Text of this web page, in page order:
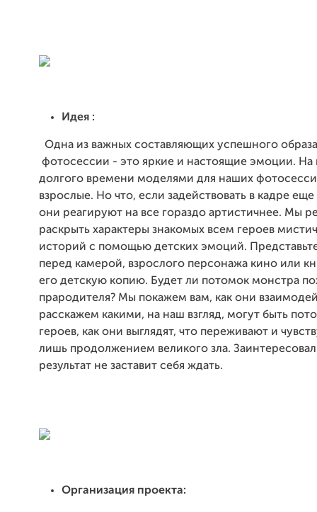
Идея :
Одна из важных составляющих успешного
фотосессии - это яркие и настоящие эмоции. На
долгого времени моделями для наших
взрослые. Но что, если задействовать в кадре
они реагируют на все гораздо артистичнее. Мы
раскрыть характеры знакомых всем героев
историй с помощью детских эмоций.
перед камерой, взрослого персонажа кино или
его детскую копию. Будет ли потомок монстра
прародителя? Мы покажем вам, как они
расскажем какими, на наш взгляд, могут быть
героев, как они выглядят, что переживают и
лишь продолжением великого зла.
результат не заставит себя ждать.
Организация проекта: